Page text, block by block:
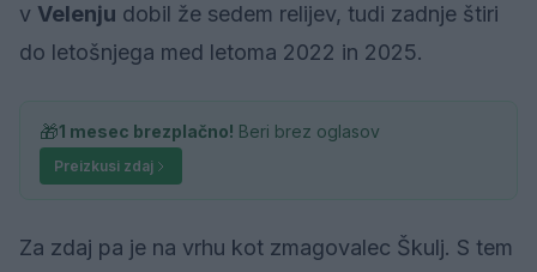
v Velenju dobil že sedem relijev, tudi zadnje štiri
do letošnjega med letoma 2022 in 2025.
🎁1 mesec brezplačno! Beri brez oglasov
Preizkusi zdaj
Za zdaj pa je na vrhu kot zmagovalec Škulj. S tem